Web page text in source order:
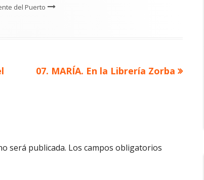
del Puerto
Artículo
07. MARÍA. En la Librería Zorba
será publicada. Los campos obligatorios